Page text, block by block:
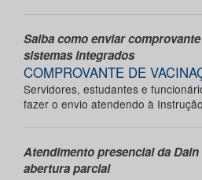
Saiba como enviar
sistemas integrados
COMPROVANTE DE
Servidores, estudantes e
fazer o envio atendendo à
Atendimento presencial da
abertura parcial